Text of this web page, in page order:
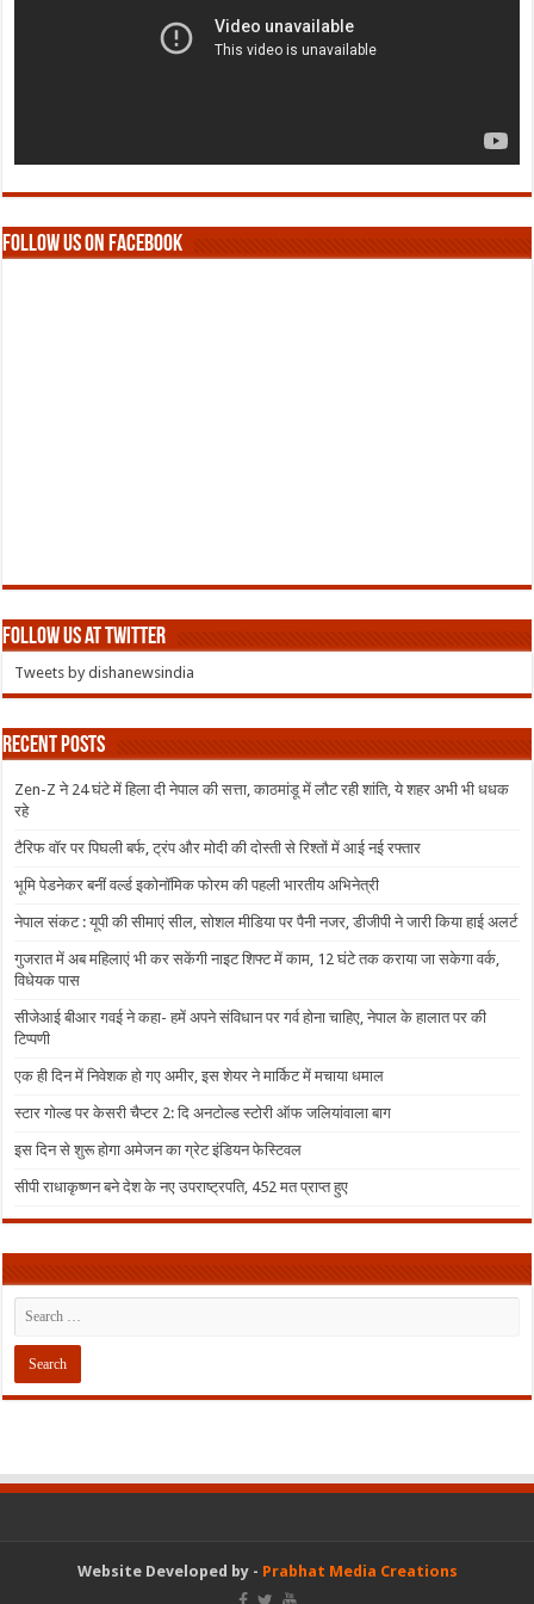
Follow us on Facebook
Follow us at Twitter
Tweets by dishanewsindia
Recent Posts
Zen-Z ने 24 घंटे में हिला दी नेपाल की सत्ता, काठमांडू में लौट रही शांति, ये शहर अभी भी धधक
रहे
टैरिफ वॉर पर पिघली बर्फ, ट्रंप और मोदी की दोस्ती से रिश्तों में आई नई रफ्तार
भूमि पेडनेकर बनीं वर्ल्ड इकोनॉमिक फोरम की पहली भारतीय अभिनेत्री
नेपाल संकट : यूपी की सीमाएं सील, सोशल मीडिया पर पैनी नजर, डीजीपी ने जारी किया हाई अलर्ट
गुजरात में अब महिलाएं भी कर सकेंगी नाइट शिफ्ट में काम, 12 घंटे तक कराया जा सकेगा वर्क,
विधेयक पास
सीजेआई बीआर गवई ने कहा- हमें अपने संविधान पर गर्व होना चाहिए, नेपाल के हालात पर की
टिप्पणी
एक ही दिन में निवेशक हो गए अमीर, इस शेयर ने मार्किट में मचाया धमाल
स्टार गोल्ड पर केसरी चैप्टर 2: दि अनटोल्ड स्टोरी ऑफ जलियांवाला बाग
इस दिन से शुरू होगा अमेजन का ग्रेट इंडियन फेस्टिवल
सीपी राधाकृष्णन बने देश के नए उपराष्ट्रपति, 452 मत प्राप्त हुए
Website Developed by - Prabhat Media Creations